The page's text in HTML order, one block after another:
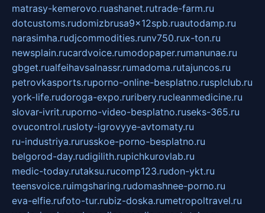
matrasy-kemerovo.ruashanet.rutrade-farm.ru
dotcustoms.rudomizbrusa9x12spb.ruautodamp.ru
narasimha.rudjcommodities.runv750.rux-ton.ru
newsplain.rucardvoice.rumodopaper.rumanunae.ru
gbget.rualfeihavsalnassr.rumadoma.rutajuncos.ru
petrovkasports.ruporno-online-besplatno.rusplclub.ru
york-life.rudoroga-expo.ruribery.rucleanmedicine.ru
slovar-ivrit.ruporno-video-besplatno.ruseks-365.ru
ovucontrol.rusloty-igrovyye-avtomaty.ru
ru-industriya.rurusskoe-porno-besplatno.ru
belgorod-day.rudigilith.rupichkurovlab.ru
medic-today.rutaksu.rucomp123.rudon-ykt.ru
teensvoice.ruimgsharing.rudomashnee-porno.ru
eva-elfie.rufoto-tur.rubiz-doska.rumetropoltravel.ru